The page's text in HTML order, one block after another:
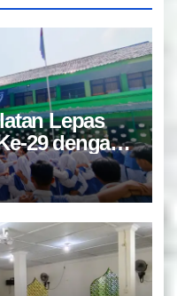
Lepas
29 dengan